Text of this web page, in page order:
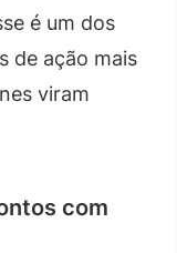
é um dos
de ação mais
viram
com